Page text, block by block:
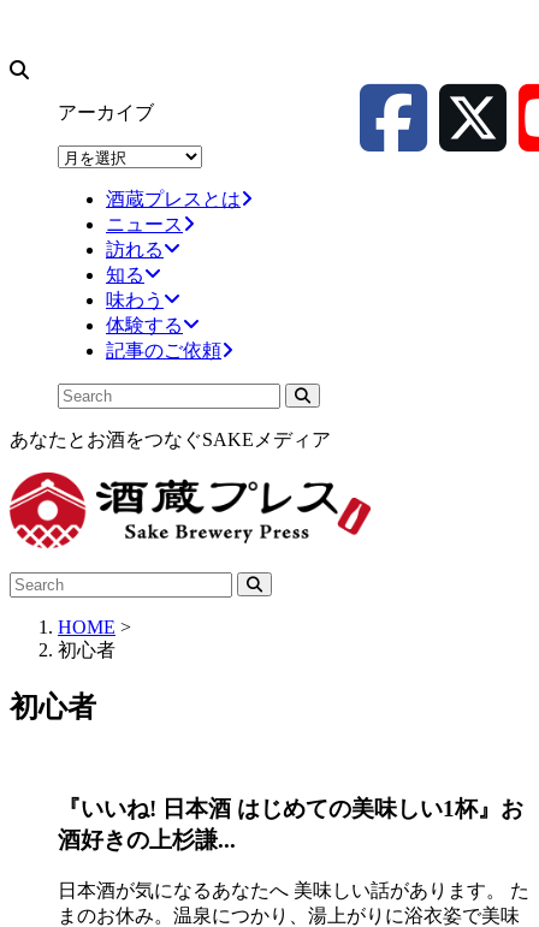
アーカイブ
ア
酒蔵プレスとは
ニュース
訪れる
知る
味わう
体験する
記事のご依頼
あなたとお酒をつなぐSAKEメディア
HOME >
初心者
初心者
『いいね! 日本酒 はじめての美味しい1杯』お
酒好きの上杉謙...
日本酒が気になるあなたへ 美味しい話があります。 た
まのお休み。温泉につかり、湯上がりに浴衣姿で美味